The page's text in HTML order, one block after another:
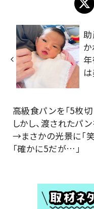
助
高級食パンを「5枚切
しかし、渡されたパ
→まさかの光景に「笑
「確かに5だが…」